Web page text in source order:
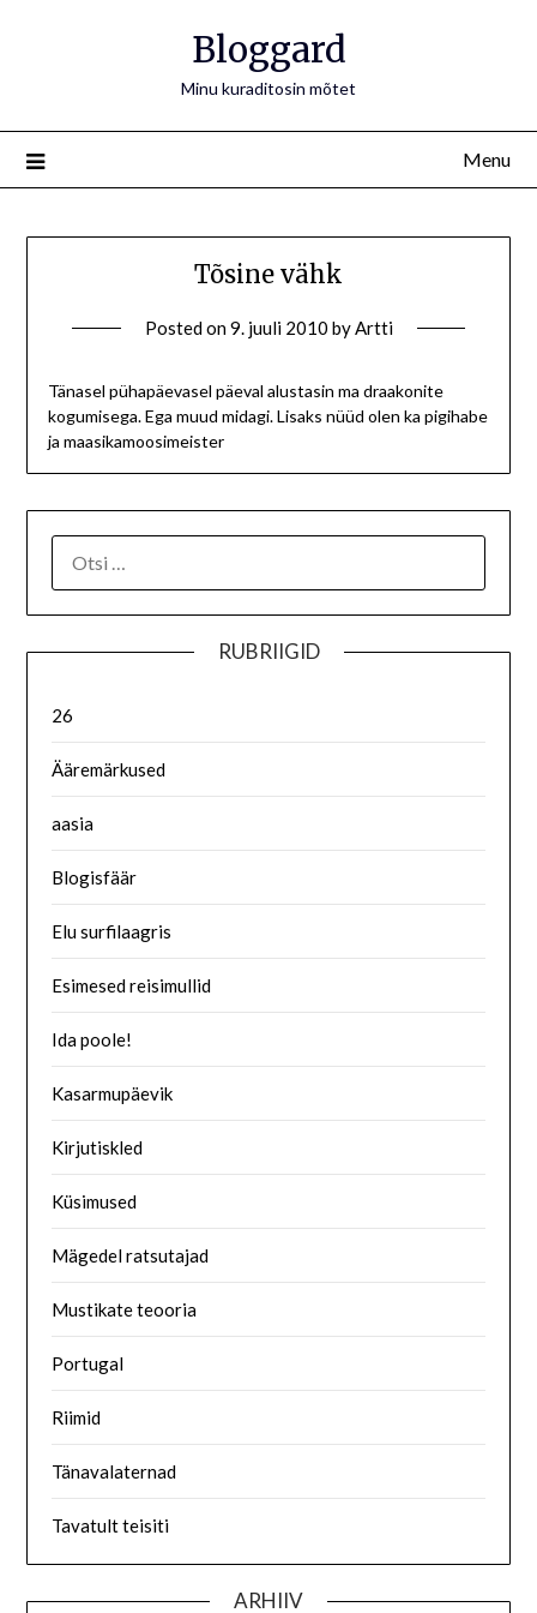
Bloggard
Minu kuraditosin mõtet
Menu
Tõsine vähk
Posted on9. juuli 2010 byArtti
Tänasel pühapäevasel päeval alustasin ma draakonite
kogumisega. Ega muud midagi. Lisaks nüüd olen ka pigihabe
ja maasikamoosimeister
RUBRIIGID
26
Ääremärkused
aasia
Blogisfäär
Elu surfilaagris
Esimesed reisimullid
Ida poole!
Kasarmupäevik
Kirjutiskled
Küsimused
Mägedel ratsutajad
Mustikate teooria
Portugal
Riimid
Tänavalaternad
Tavatult teisiti
ARHIIV